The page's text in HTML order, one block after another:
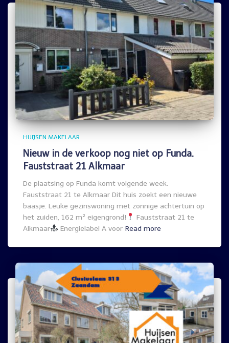
HUIJSEN MAKELAAR
Nieuw in de verkoop nog niet op Funda.
Fauststraat 21 Alkmaar
De plaatsing op Funda komt volgende week.
Fauststraat 21 te Alkmaar Dit huis zoekt een nieuwe
baasje. Leuke gezinswoning met zonnige achtertuin op
het zuiden, 162 m² eigengrond!
Fauststraat 21 te
Alkmaar
Energielabel A voor Read more